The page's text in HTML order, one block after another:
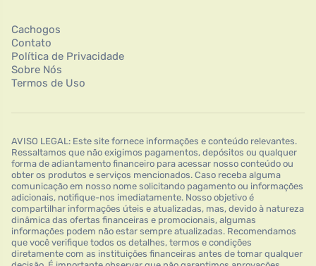
Cachogos
Contato
Política de Privacidade
Sobre Nós
Termos de Uso
AVISO LEGAL: Este site fornece informações e conteúdo relevantes.
Ressaltamos que não exigimos pagamentos, depósitos ou qualquer
forma de adiantamento financeiro para acessar nosso conteúdo ou
obter os produtos e serviços mencionados. Caso receba alguma
comunicação em nosso nome solicitando pagamento ou informações
adicionais, notifique-nos imediatamente. Nosso objetivo é
compartilhar informações úteis e atualizadas, mas, devido à natureza
dinâmica das ofertas financeiras e promocionais, algumas
informações podem não estar sempre atualizadas. Recomendamos
que você verifique todos os detalhes, termos e condições
diretamente com as instituições financeiras antes de tomar qualquer